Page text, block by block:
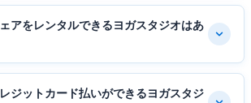
アをレンタルできるヨガスタジオはあ
ジットカード払いができるヨガスタジ